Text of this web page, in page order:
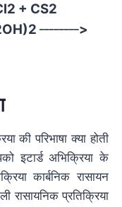
+ CS2
>
परिभाषा क्या होती
इटार्ड अभिक्रिया के
कार्बनिक रासायन
रासायनिक प्रतिक्रिया